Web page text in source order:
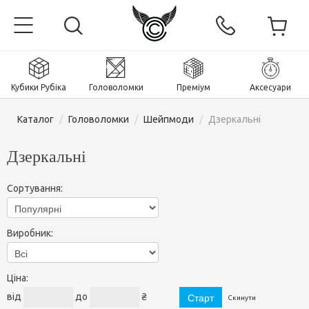
Кубики Рубіка Головоломки Преміум Аксесуари
Каталог / Головоломки / Шейпмоди / Дзеркальні
Дзеркальні
Сортування:
Виробник:
Ціна:
від
до ₴ Скинути
Головна
Магнітні та преміум
Кубики Рубіка
Кубики Рубіка 3х3х3
Пірамінкси (тетраедри)
Аксесуари